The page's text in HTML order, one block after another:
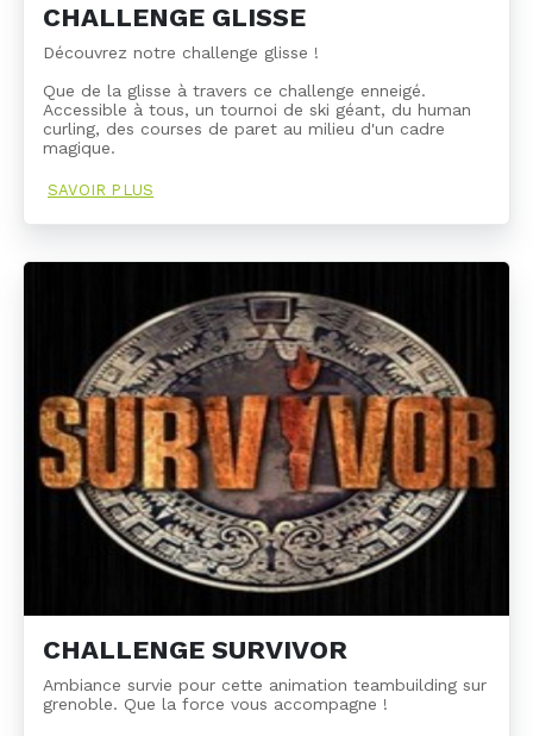
CHALLENGE GLISSE
Découvrez notre challenge glisse !
Que de la glisse à travers ce challenge enneigé.
Accessible à tous, un tournoi de ski géant, du human
curling, des courses de paret au milieu d'un cadre
magique.
SAVOIR PLUS
CHALLENGE SURVIVOR
Ambiance survie pour cette animation teambuilding sur
grenoble. Que la force vous accompagne !